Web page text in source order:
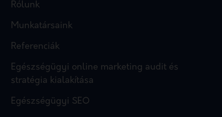
Rólunk
Munkatársaink
Referenciák
Egészségügyi online marketing audit és
stratégia kialakítása
Egészségügyi SEO